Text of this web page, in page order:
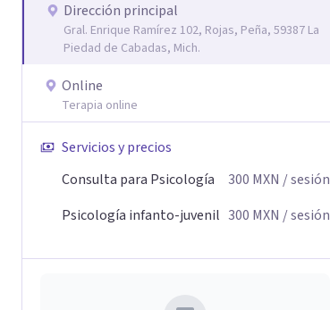
Dirección principal
Gral. Enrique Ramírez 102, Rojas, Peña, 59387 La
Piedad de Cabadas, Mich.
Online
Terapia online
Servicios y precios
Consulta para Psicología
300 MXN / sesión
Psicología infanto-juvenil 300 MXN / sesión